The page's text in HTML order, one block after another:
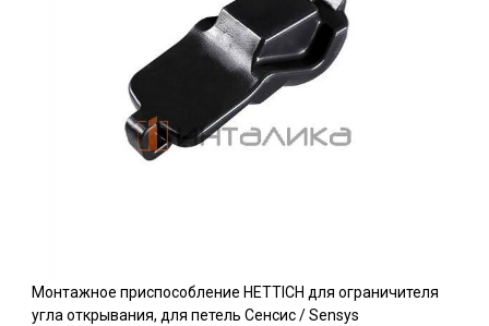
Монтажное приспособление HETTICH для ограничителя
угла открывания, для петель Сенсис / Sensys